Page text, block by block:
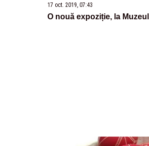
17 oct. 2019, 07:43
O nouă expoziție, la